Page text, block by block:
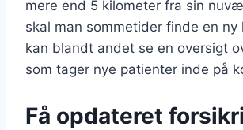
mere end 5 kilometer fra sin
skal man sommetider finde en
kan blandt andet se en oversigt
som tager nye patienter inde på
Få opdateret